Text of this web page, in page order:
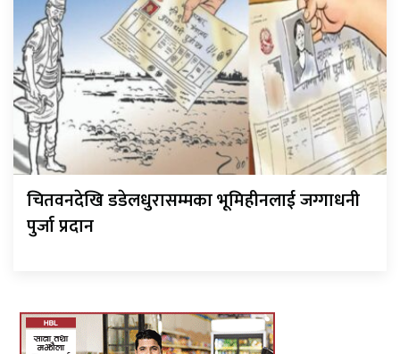
चितवनदेखि डडेलधुरासम्मका भूमिहीनलाई जग्गाधनी
पुर्जा प्रदान